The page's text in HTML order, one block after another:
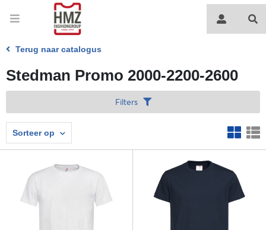
Terug naar catalogus
Stedman Promo 2000-2200-2600
Filters
Sorteer op